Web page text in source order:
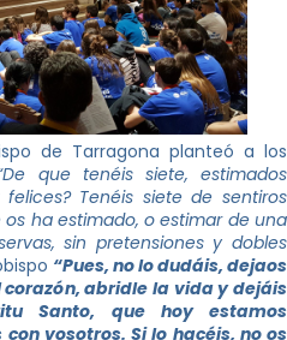
de Tarragona planteó a los
que tenéis siete, estimados
Tenéis siete de sentiros
ha estimado, o estimar de una
sin pretensiones y dobles
“Pues, no lo dudáis, dejaos
abridle la vida y dejáis
Santo, que hoy estamos
vosotros. Si lo hacéis, no os